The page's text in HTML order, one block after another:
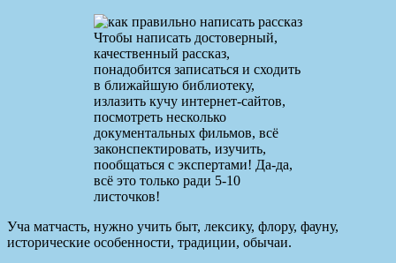
Чтобы написать достоверный,
качественный рассказ,
понадобится записаться и сходить
в ближайшую библиотеку,
излазить кучу интернет-сайтов,
посмотреть несколько
документальных фильмов, всё
законспектировать, изучить,
пообщаться с экспертами! Да-да,
всё это только ради 5-10
листочков!
Уча матчасть, нужно учить быт, лексику, флору, фауну,
исторические особенности, традиции, обычаи.